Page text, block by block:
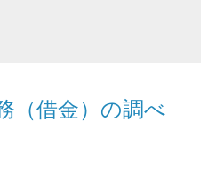
（借金）の調べ